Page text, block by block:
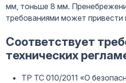
мм, тоньше 8 мм.
требованиями может привести
Соответствует
технических
ТР ТС 010/2011 «О